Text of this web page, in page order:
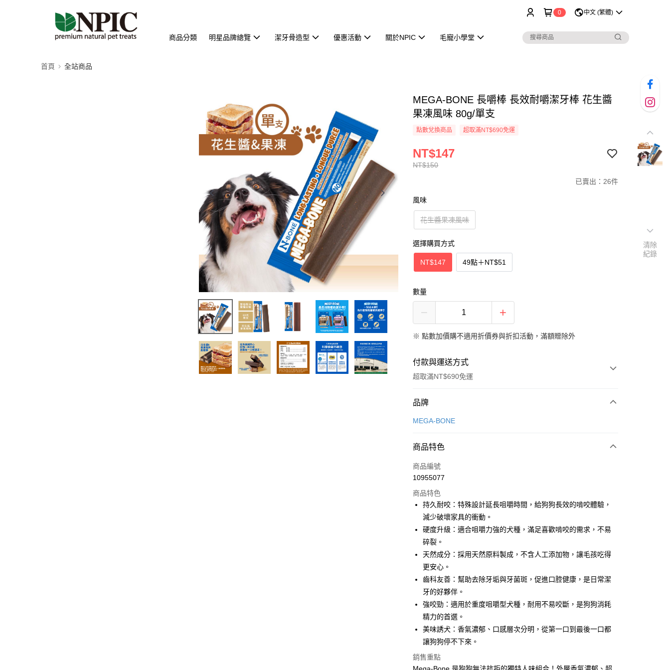
0 中文 (繁體)
商品分類 明星品牌總覽 潔牙骨造型 優惠活動 關於NPIC 毛寵小學堂
首頁 全站商品
MEGA-BONE 長嚼棒 長效耐嚼潔牙棒 花生醬
果凍風味 80g/單支
點數兌換商品 超取滿NT$690免運
NT$150
NT$147
已賣出：26件
風味
花生醬果凍風味
選擇購買方式
NT$147 49點＋NT$51
數量
※點數加價購不適用折價券與折扣活動，滿額贈除外
付款與運送方式
超取滿NT$690免運
付款方式
信用卡一次付款
街口支付
悠遊付
全盈+PAY
AFTEE先享後付
相關說明
【關於「AFTEE先享後付」】
便利好安心！
１．簡單：不需註冊會員、不需綁卡、不需儲值。
２．便利：只要手機號碼，簡訊認證，即可結帳。
３．安心：先確認商品／服務後，再付款。
【「AFTEE先享後付」結帳流程】
１．於結帳方式選擇「AFTEE先享後付」後，將跳轉至「AFTEE先享後
付」結帳頁面，進行簡訊認證並確認金額後，即可完成結帳。
２．訂單成立數日內，您將收到繳費通知簡訊。
／ATM／網路銀行／等多元方式進行付款，方視為交易完成。
貨到付款
運送方式
每筆NT$60，滿NT$690(含以上)免運費
萊爾富取貨付款
每筆NT$60，滿NT$690(含以上)免運費
品牌
MEGA-BONE
商品特色
商品編號
10955077
商品特色
持久耐咬：特殊設計延長咀嚼時間，給狗狗長效的啃咬體驗，
減少破壞家具的衝動。
硬度升級：適合咀嚼力強的犬種，滿足喜歡啃咬的需求，不易
碎裂。
天然成分：採用天然原料製成，不含人工添加物，讓毛孩吃得
更安心。
齒科友善：幫助去除牙垢與牙菌斑，促進口腔健康，是日常潔
牙的好夥伴。
強咬勁：適用於重度咀嚼型犬種，耐用不易咬斷，是狗狗消耗
精力的首選。
美味誘犬：香氣濃郁、口感層次分明，從第一口到最後一口都
讓狗狗停不下來。
銷售重點
清除
紀錄